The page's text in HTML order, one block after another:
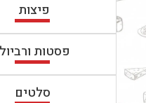
פיצות
פסטות
סלטים